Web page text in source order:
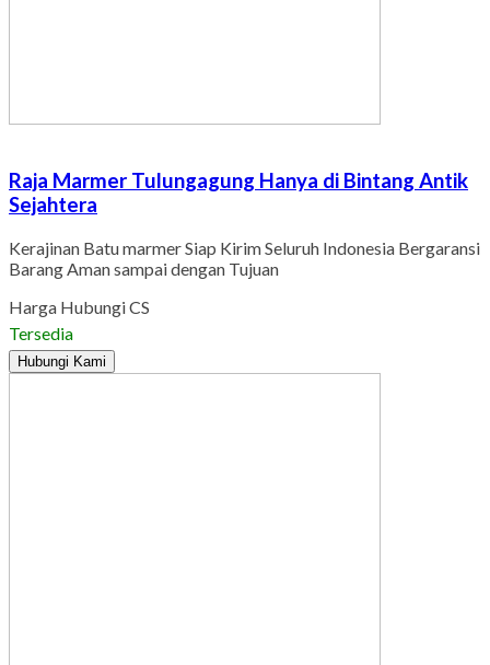
Raja Marmer Tulungagung Hanya di Bintang Antik
Sejahtera
Kerajinan Batu marmer Siap Kirim Seluruh Indonesia Bergaransi
Barang Aman sampai dengan Tujuan
Harga Hubungi CS
Tersedia
Hubungi Kami